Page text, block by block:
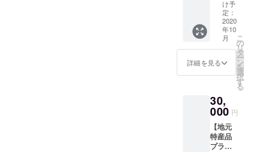
いしま
す。 講
座まで
の交通
費など
れてい
ないの
さい。
お送り
しま
す。 全
国飛び
回って
契約し
たより
れから
先の地
球環境
のため
にもな
りま
せを お
送りさ
せてい
ただき
ます。
地元の
特産品
を多く
知って
いただ
だきた
いで
す。 和
良町や
け予
定：
2020
年10
月
詳細を見る
こ
の
リ
タ
ー
ン
を
選
択
す
る
30,
000 円
【地元
特産品
プラ